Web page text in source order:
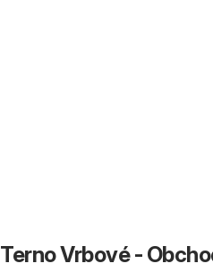
Terno Vrbové -